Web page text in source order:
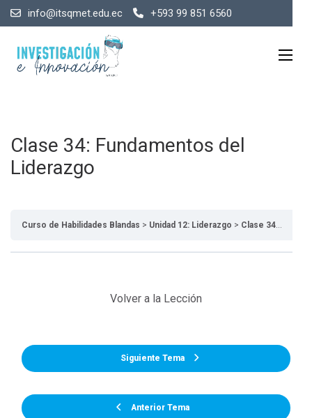
info@itsqmet.edu.ec +593 99 851 6560
Clase 34: Fundamentos del
Liderazgo
Curso de Habilidades Blandas Unidad 12: Liderazgo Clase 34: Fundamentos del Liderazgo
Anterior Tema
Volver a la Lección
Siguiente Tema